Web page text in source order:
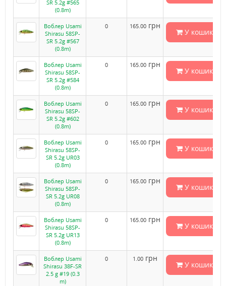
SR 5.2g #565
(0.8m)
Воблер Usami
Shirasu 58SP-
SR 5.2g #567
(0.8m)
0 165.00 грн
У кошик
Воблер Usami
Shirasu 58SP-
SR 5.2g #584
(0.8m)
0 165.00 грн
У кошик
Воблер Usami
Shirasu 58SP-
SR 5.2g #602
(0.8m)
0 165.00 грн
У кошик
Воблер Usami
Shirasu 58SP-
SR 5.2g UR03
(0.8m)
0 165.00 грн
У кошик
Воблер Usami
Shirasu 58SP-
SR 5.2g UR08
(0.8m)
0 165.00 грн
У кошик
Воблер Usami
Shirasu 58SP-
SR 5.2g UR13
(0.8m)
0 165.00 грн
У кошик
Воблер Usami
Shirasu 38F-SR
2.5 g #19 (0.3
m)
0 1.00 грн
У кошик